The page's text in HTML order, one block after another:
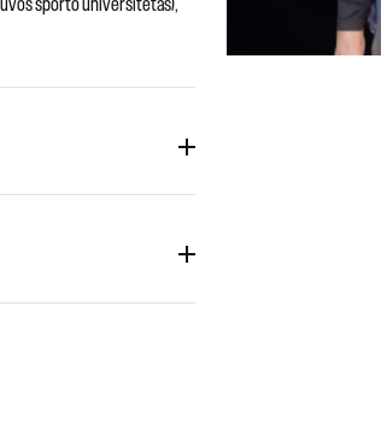
sporto universitetas),